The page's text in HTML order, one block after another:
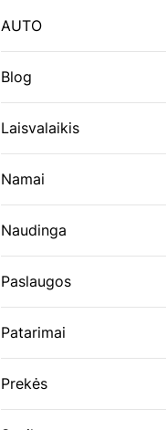
AUTO
Blog
Laisvalaikis
Namai
Naudinga
Paslaugos
Patarimai
Prekės